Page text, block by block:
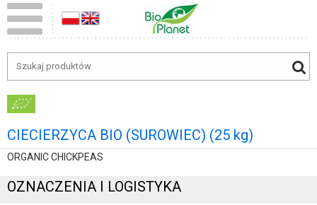
CIECIERZYCA BIO (SUROWIEC) (25 kg)
ORGANIC CHICKPEAS
OZNACZENIA I LOGISTYKA